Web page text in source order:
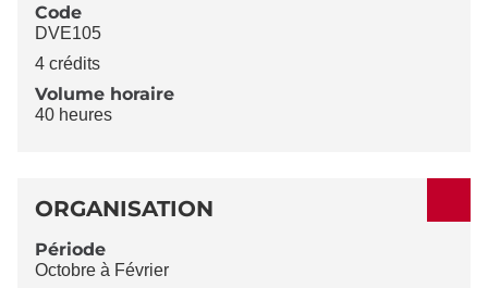
Code
DVE105
4 crédits
Volume horaire
40 heures
ORGANISATION
Période
Octobre à Février